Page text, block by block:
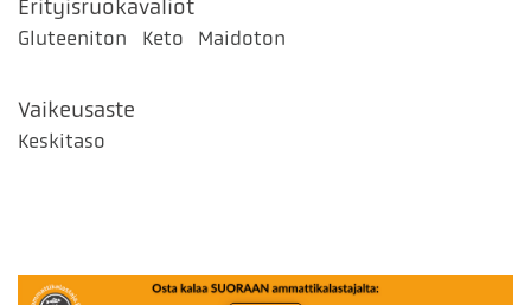
Erityisruokavaliot
Gluteeniton Keto Maidoton
Vaikeusaste
Keskitaso